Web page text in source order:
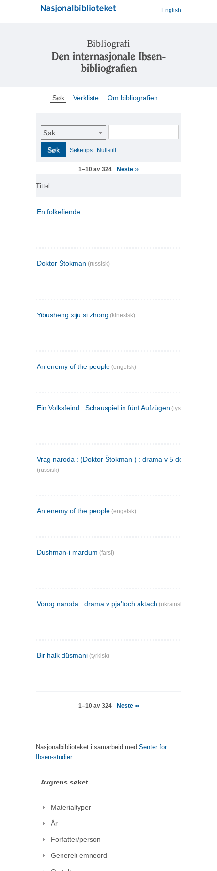
English
Bibliografi
Den internasjonale Ibsen-
bibliografien
Søk Verkliste Om bibliografien
Søk
Søk Søketips Nullstill
1–10 av 324 Neste >>
Tittel
En folkefiende
Doktor Štokman (russisk)
Yibusheng xiju si zhong (kinesisk)
An enemy of the people (engelsk)
Ein Volksfeind : Schauspiel in fünf Aufzügen (tysk)
Vrag naroda : (Doktor Štokman ) : drama v 5 dejstvijach
(russisk)
An enemy of the people (engelsk)
Dushman-i mardum (farsi)
Vorog naroda : drama v pja'toch aktach (ukrainsk)
Bir halk düsmani (tyrkisk)
1–10 av 324 Neste >>
Nasjonalbiblioteket i samarbeid med Senter for
Ibsen-studier
Avgrens søket
Materialtyper
År
Forfatter/person
Generelt emneord